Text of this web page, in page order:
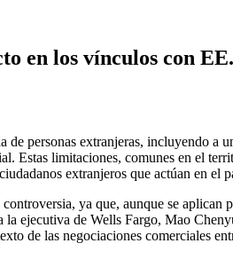
en los vínculos con
de personas extranjeras, incluyendo
Estas limitaciones, comunes en el
extranjeros que actúan en el
ya que, aunque se
ejecutiva de Wells Fargo, Mao
de las negociaciones comerciales